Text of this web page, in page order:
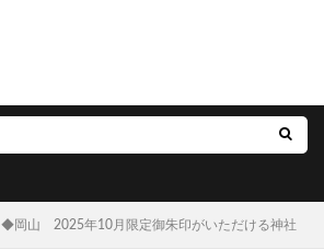
◆岡山 2025年10月限定御朱印がいただける神社